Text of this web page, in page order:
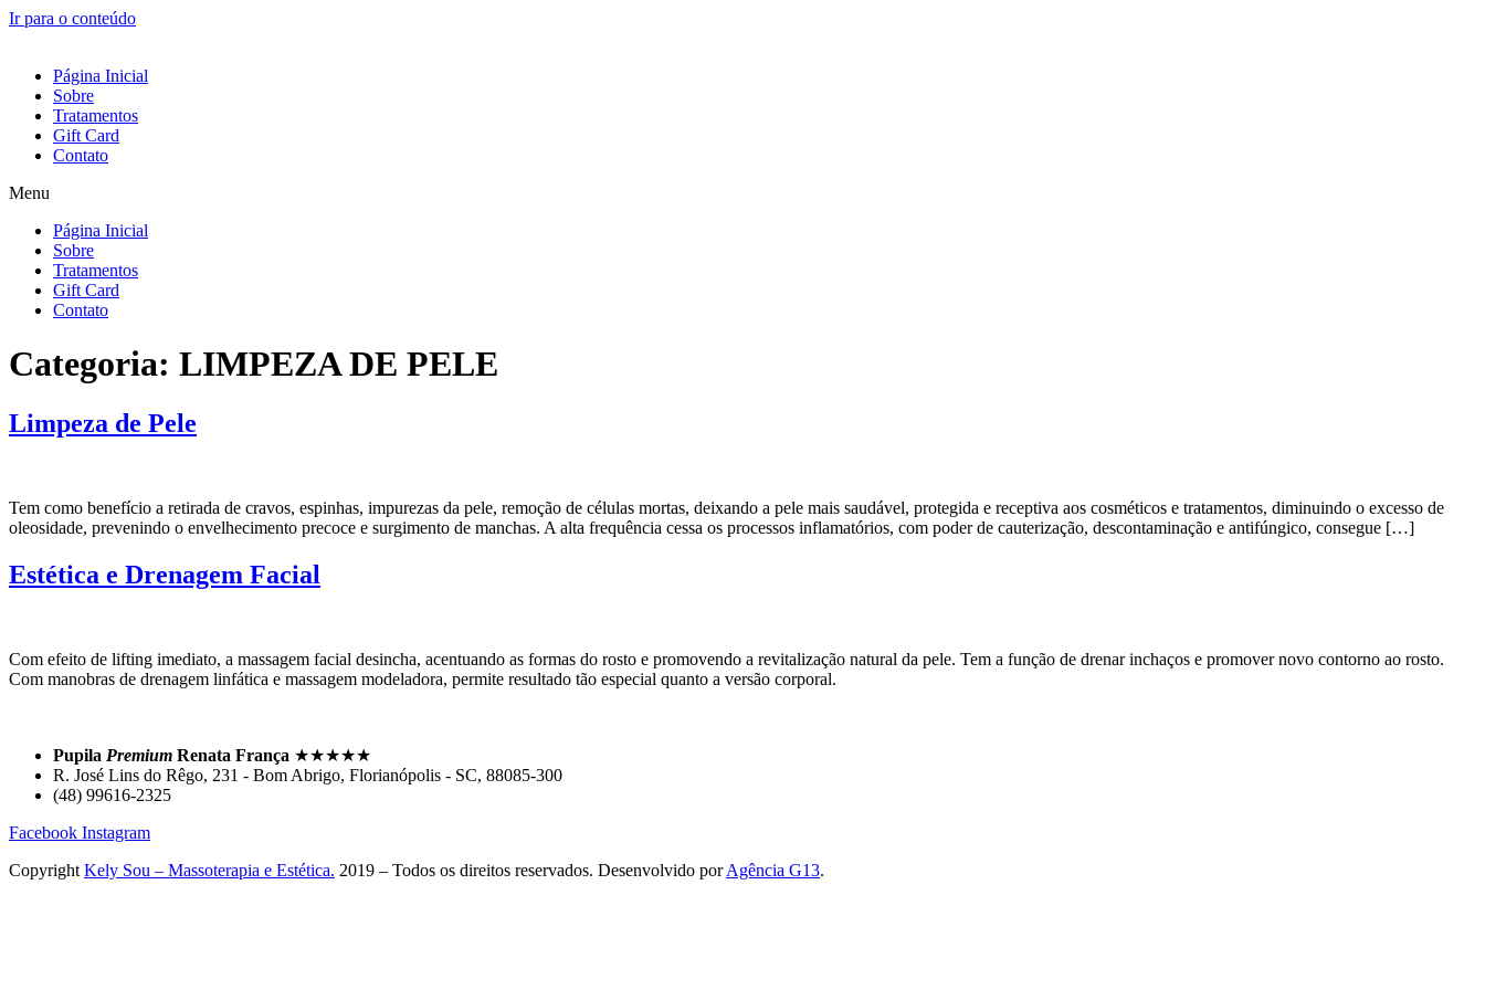
Ir para o conteúdo
Página Inicial
Sobre
Tratamentos
Gift Card
Contato
Menu
Página Inicial
Sobre
Tratamentos
Gift Card
Contato
Categoria: LIMPEZA DE PELE
Limpeza de Pele
Tem como benefício a retirada de cravos, espinhas, impurezas da pele, remoção de células mortas, deixando a pele mais saudável, protegida e receptiva aos cosméticos e tratamentos, diminuindo o excesso de
oleosidade, prevenindo o envelhecimento precoce e surgimento de manchas. A alta frequência cessa os processos inflamatórios, com poder de cauterização, descontaminação e antifúngico, consegue […]
Estética e Drenagem Facial
Com efeito de lifting imediato, a massagem facial desincha, acentuando as formas do rosto e promovendo a revitalização natural da pele. Tem a função de drenar inchaços e promover novo contorno ao rosto.
Com manobras de drenagem linfática e massagem modeladora, permite resultado tão especial quanto a versão corporal.
Pupila Premium Renata França ★★★★★
R. José Lins do Rêgo, 231 - Bom Abrigo, Florianópolis - SC, 88085-300
(48) 99616-2325
Facebook Instagram
Copyright Kely Sou – Massoterapia e Estética. 2019 – Todos os direitos reservados. Desenvolvido porAgência G13.